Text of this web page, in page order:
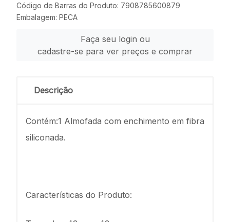
Código de Barras do Produto: 7908785600879
Embalagem: PECA
Faça seu login ou
cadastre-se para ver preços e comprar
Descrição
Contém:1 Almofada com enchimento em fibra
siliconada.
Características do Produto: